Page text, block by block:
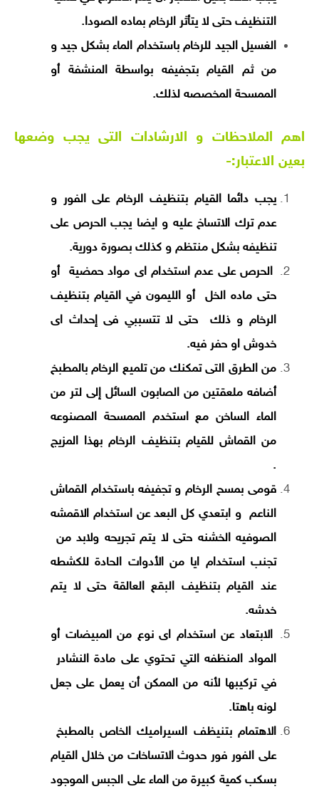
التنظيف حتى لا يتأثر الرخام بماده الصودا.
الغسيل الجيد للرخام باستخدام الماء بشكل جيد و
من ثم القيام بتجفيفه بواسطة المنشفة أو
الممسحة المخصصه لذلك.
اهم الملاحظات و الارشادات التى يجب وضعها
بعين الاعتبار:-
يجب دائما القيام بتنظيف الرخام على الفور و
عدم ترك الاتساخ عليه و ايضا يجب الحرص على
تنظيفه بشكل منتظم و كذلك بصورة دورية.
الحرص على عدم استخدام اى مواد حمضية أو
حتى ماده الخل أو الليمون في القيام بتنظيف
الرخام و ذلك حتى لا تتسببي فى إحداث اى
خدوش او حفر فيه.
من الطرق التى تمكنك من تلميع الرخام بالمطبخ
أضافه ملعقتين من الصابون السائل إلى لتر من
الماء الساخن مع استخدم الممسحة المصنوعه
من القماش للقيام بتنظيف الرخام بهذا المزيج
.
قومى بمسح الرخام و تجفيفه باستخدام القماش
الناعم و ابتعدي كل البعد عن استخدام الاقمشه
الصوفيه الخشنه حتى لا يتم تجريحه ولابد من
تجنب استخدام ايا من الأدوات الحادة للكشطه
عند القيام بتنظيف البقع العالقة حتى لا يتم
خدشه.
الابتعاد عن استخدام اى نوع من المبيضات أو
المواد المنظفه التي تحتوي على مادة النشادر
في تركيبها لأنه من الممكن أن يعمل على جعل
لونه باهتا.
الاهتمام بتنيظف السيراميك الخاص بالمطبخ
على الفور فور حدوث الاتساخات من خلال القيام
بسكب كمية كبيرة من الماء على الجبس الموجود